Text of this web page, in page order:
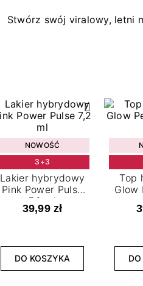
Stwórz swój viralowy, letni
NOWOŚĆ
3+3
Lakier hybrydowy
Pink Power Pulse
7,2 ml
39,99 zł
DO KOSZYKA
Top
Glow